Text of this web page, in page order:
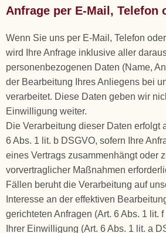
Anfrage per E-Mail, Telefon
Wenn Sie uns per E-Mail, Telefon
wird Ihre Anfrage inklusive aller
personenbezogenen Daten (Name,
der Bearbeitung Ihres Anliegens bei
verarbeitet. Diese Daten geben wir
Einwilligung weiter.
Die Verarbeitung dieser Daten erfolgt
6 Abs. 1 lit. b DSGVO, sofern Ihre
eines Vertrags zusammenhängt oder
vorvertraglicher Maßnahmen
Fällen beruht die Verarbeitung auf
Interesse an der effektiven
gerichteten Anfragen (Art. 6 Abs. 1 lit.
Ihrer Einwilligung (Art. 6 Abs. 1 lit. a